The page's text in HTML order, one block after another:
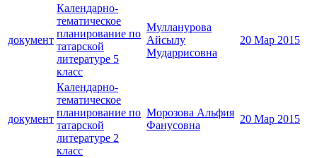
документ
Календарно-
тематическое
планирование по
татарской
литературе 5
класс
Мулланурова
Айсылу
Мударрисовна
20 Мар 2015
документ
Календарно-
тематическое
планирование по
татарской
литературе 2
класс
Морозова Альфия
Фанусовна
20 Мар 2015